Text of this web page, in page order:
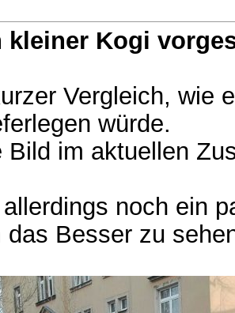
kleiner Kogi
Vergleich, wie
würde.
Bild im aktuellen
noch ein
das Besser zu